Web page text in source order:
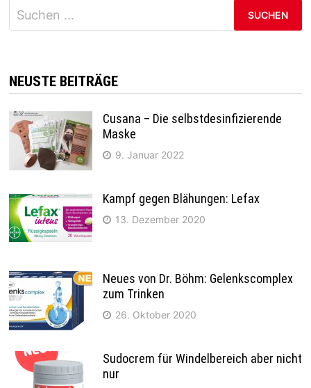
Suchen
nach:
NEUSTE BEITRÄGE
Cusana – Die selbstdesinfizierende
Maske
9. Januar 2022
Kampf gegen Blähungen: Lefax
13. Dezember 2020
Neues von Dr. Böhm: Gelenkscomplex
zum Trinken
26. Oktober 2020
Sudocrem für Windelbereich aber nicht
nur